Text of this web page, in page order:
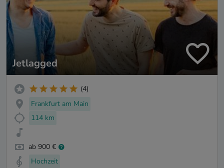
Jetlagged
(4)
Frankfurt am Main
114 km
ab 900 €
Hochzeit